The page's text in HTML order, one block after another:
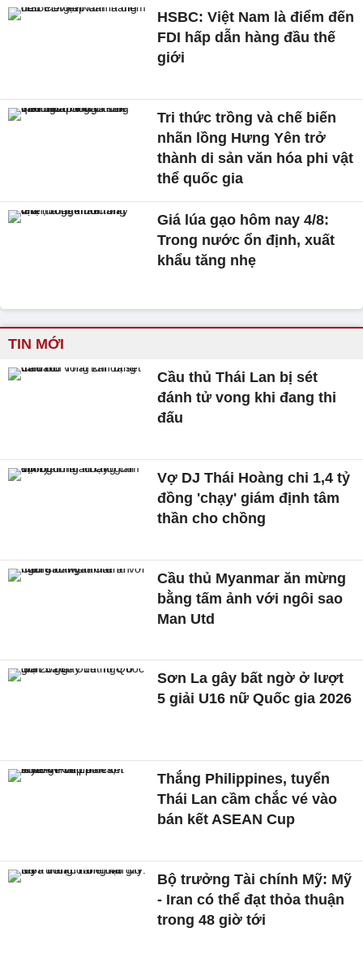
HSBC: Việt Nam là điểm đến
FDI hấp dẫn hàng đầu thế
giới
Tri thức trồng và chế biến
nhãn lồng Hưng Yên trở
thành di sản văn hóa phi vật
thể quốc gia
Giá lúa gạo hôm nay 4/8:
Trong nước ổn định, xuất
khẩu tăng nhẹ
TIN MỚI
Cầu thủ Thái Lan bị sét
đánh tử vong khi đang thi
đấu
Vợ DJ Thái Hoàng chi 1,4 tỷ
đồng 'chạy' giám định tâm
thần cho chồng
Cầu thủ Myanmar ăn mừng
bằng tấm ảnh với ngôi sao
Man Utd
Sơn La gây bất ngờ ở lượt
5 giải U16 nữ Quốc gia 2026
Thắng Philippines, tuyển
Thái Lan cầm chắc vé vào
bán kết ASEAN Cup
Bộ trưởng Tài chính Mỹ: Mỹ
- Iran có thể đạt thỏa thuận
trong 48 giờ tới